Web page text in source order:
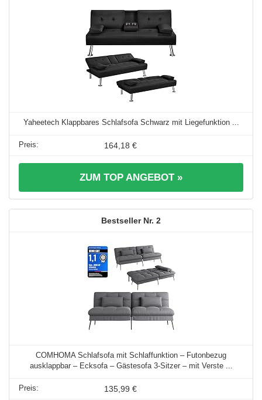
Yaheetech Klappbares Schlafsofa Schwarz mit Liegefunktion ...
164,18 €
ZUM TOP ANGEBOT »
2
COMHOMA Schlafsofa mit Schlaffunktion – Futonbezug
ausklappbar – Ecksofa – Gästesofa 3-Sitzer – mit Verste ...
135,99 €